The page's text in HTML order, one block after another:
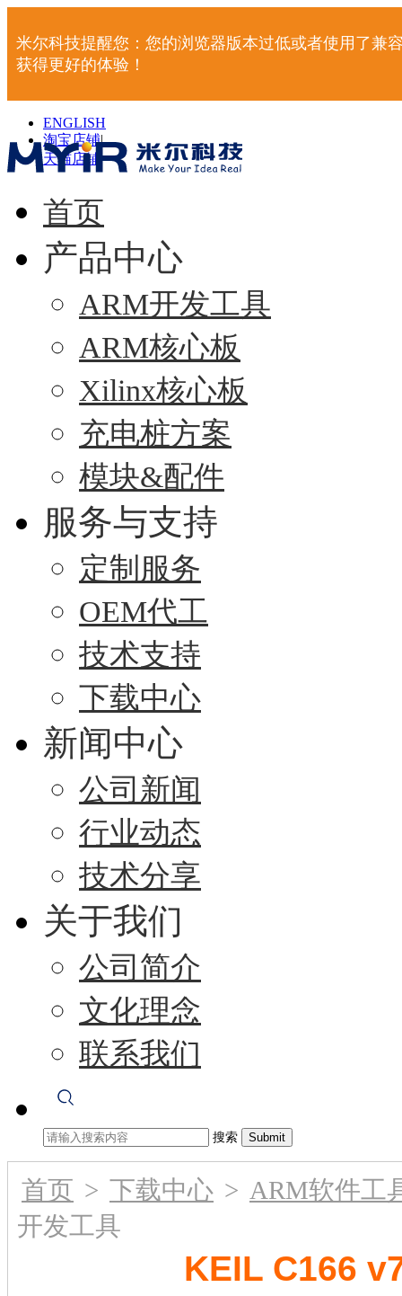
米尔科技提醒您：您的浏览器版本过低或者使用了兼
获得更好的体验！
ENGLISH
淘宝店铺|
天猫店铺 |
首页
产品中心
ARM开发工具
ARM核心板
Xilinx核心板
充电桩方案
模块&配件
服务与支持
定制服务
OEM代工
技术支持
下载中心
新闻中心
公司新闻
行业动态
技术分享
关于我们
公司简介
文化理念
联系我们
搜索
首页 > 下载中心 > ARM软件工
开发工具
KEIL C166